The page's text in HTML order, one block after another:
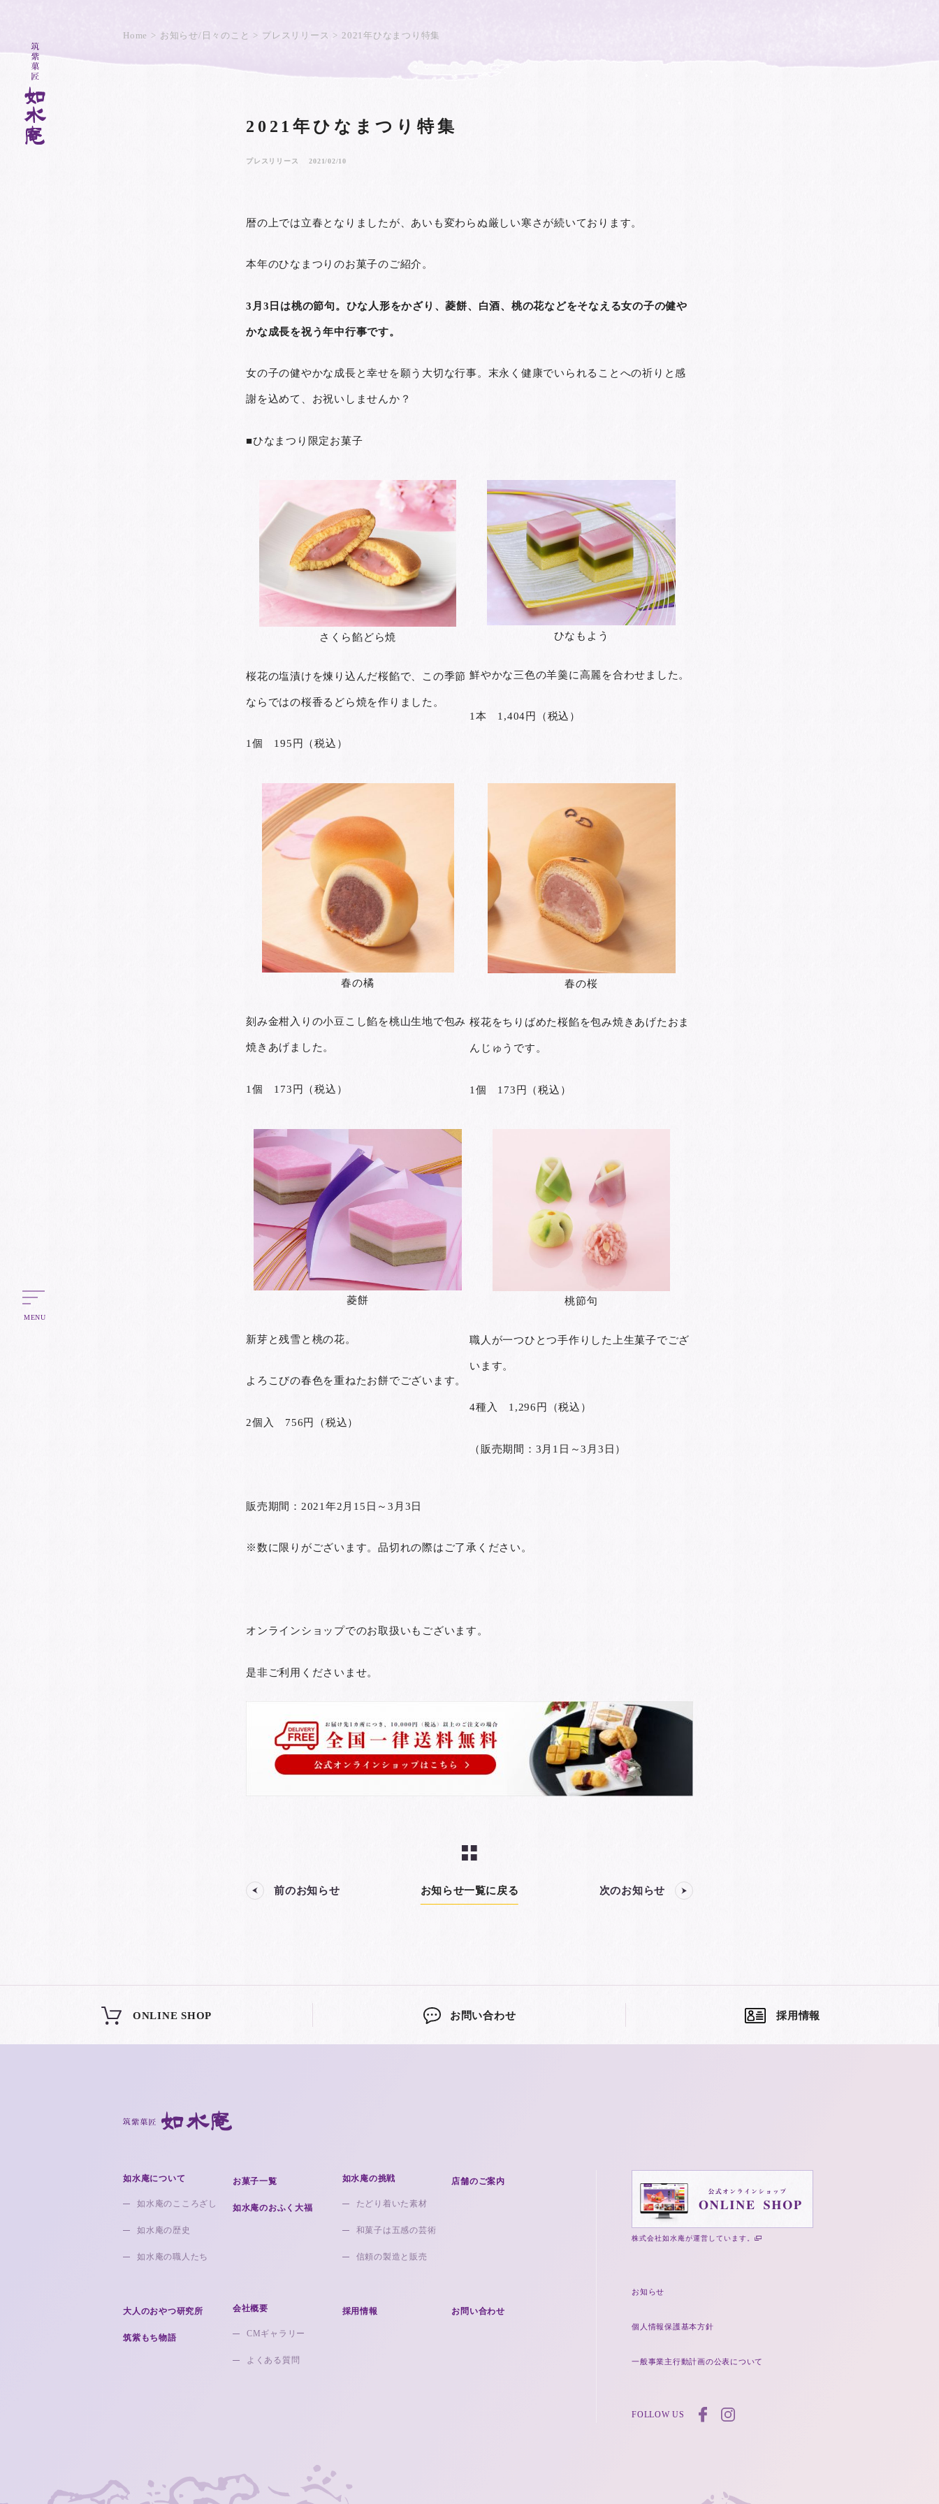
MENU
Home お知らせ/日々のこと プレスリリース 2021年ひなまつり特集
2021年ひなまつり特集
プレスリリース 2021/02/10
暦の上では立春となりましたが、あいも変わらぬ厳しい寒さが続いております。
本年のひなまつりのお菓子のご紹介。
3月3日は桃の節句。ひな人形をかざり、菱餅、白酒、桃の花などをそなえる女の子の健や
かな成長を祝う年中行事です。
女の子の健やかな成長と幸せを願う大切な行事。末永く健康でいられることへの祈りと感
謝を込めて、お祝いしませんか？
■ひなまつり限定お菓子
さくら餡どら焼
桜花の塩漬けを煉り込んだ桜餡で、この季節
ならではの桜香るどら焼を作りました。
1個 195円（税込）
ひなもよう
鮮やかな三色の羊羹に高麗を合わせました。
1本 1,404円（税込）
春の橘
刻み金柑入りの小豆こし餡を桃山生地で包み
焼きあげました。
1個 173円（税込）
春の桜
桜花をちりばめた桜餡を包み焼きあげたおま
んじゅうです。
1個 173円（税込）
菱餅
新芽と残雪と桃の花。
よろこびの春色を重ねたお餅でございます。
2個入 756円（税込）
桃節句
職人が一つひとつ手作りした上生菓子でござ
います。
4種入 1,296円（税込）
（販売期間：3月1日～3月3日）
販売期間：2021年2月15日～3月3日
※数に限りがございます。品切れの際はご了承ください。
オンラインショップでのお取扱いもございます。
是非ご利用くださいませ。
前のお知らせ お知らせ一覧に戻る 次のお知らせ
ONLINE SHOP お問い合わせ 採用情報
如水庵について
如水庵のこころざし
如水庵の歴史
如水庵の職人たち
お菓子一覧
如水庵のおふく大福
如水庵の挑戦
たどり着いた素材
和菓子は五感の芸術
信頼の製造と販売
店舗のご案内
大人のおやつ研究所
筑紫もち物語
会社概要
CMギャラリー
よくある質問
採用情報 お問い合わせ
株式会社如水庵が運営しています。
お知らせ
個人情報保護基本方針
一般事業主行動計画の公表について
FOLLOW US